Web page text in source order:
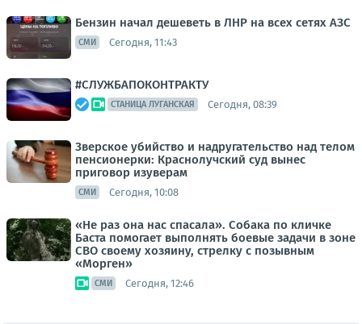
Бензин начал дешеветь в ЛНР на всех сетях АЗС
СМИ Сегодня, 11:43
#СЛУЖБАПОКОНТРАКТУ
СТАНИЦА ЛУГАНСКАЯ Сегодня, 08:39
Зверское убийство и надругательство над телом
пенсионерки: Краснолучский суд вынес
приговор изуверам
СМИ Сегодня, 10:08
«Не раз она нас спасала». Собака по кличке
Баста помогает выполнять боевые задачи в зоне
СВО своему хозяину, стрелку с позывным
«Морген»
СМИ Сегодня, 12:46